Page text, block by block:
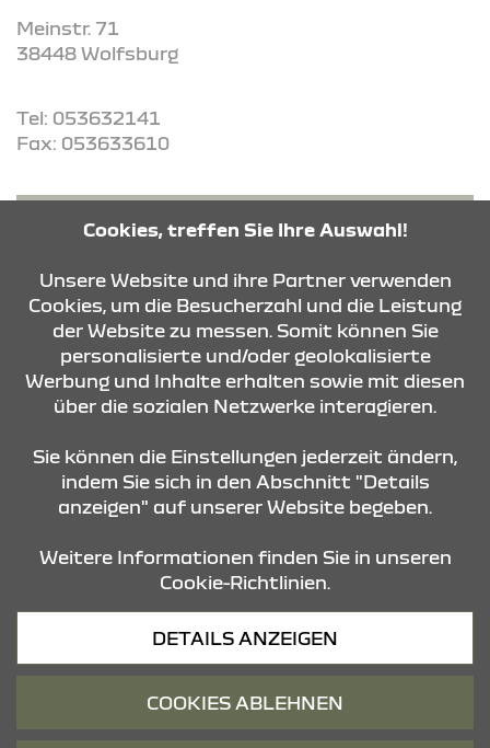
Meinstr. 71
38448 Wolfsburg
Tel: 053632141
Fax: 053633610
ROUTE PLANEN
ANFRAGE SENDEN
KONTAKT & ANFAHRT
STANDORTE
Datenschutz
Cookies, treffen Sie Ihre Auswahl!
Unsere Website und ihre Partner verwenden
Cookies, um die Besucherzahl und die Leistung
der Website zu messen. Somit können Sie
personalisierte und/oder geolokalisierte
Werbung und Inhalte erhalten sowie mit diesen
über die sozialen Netzwerke interagieren.
Sie können die Einstellungen jederzeit ändern,
indem Sie sich in den Abschnitt "Details
anzeigen" auf unserer Website begeben.
Weitere Informationen finden Sie in unseren
Cookie-Richtlinien.
DETAILS ANZEIGEN
COOKIES ABLEHNEN